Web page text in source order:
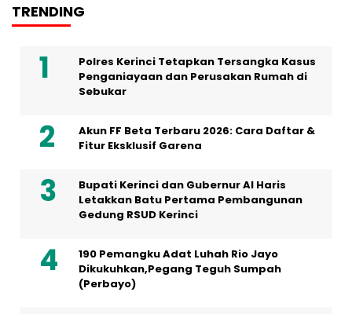
TRENDING
Polres Kerinci Tetapkan Tersangka Kasus
Penganiayaan dan Perusakan Rumah di
Sebukar
Akun FF Beta Terbaru 2026: Cara Daftar &
Fitur Eksklusif Garena
Bupati Kerinci dan Gubernur Al Haris
Letakkan Batu Pertama Pembangunan
Gedung RSUD Kerinci
190 Pemangku Adat Luhah Rio Jayo
Dikukuhkan,Pegang Teguh Sumpah
(Perbayo)